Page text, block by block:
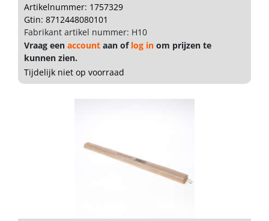
Artikelnummer: 1757329
Gtin: 8712448080101
Fabrikant artikel nummer: H10
Vraag een account aan of log in om prijzen te
kunnen zien.
Tijdelijk niet op voorraad